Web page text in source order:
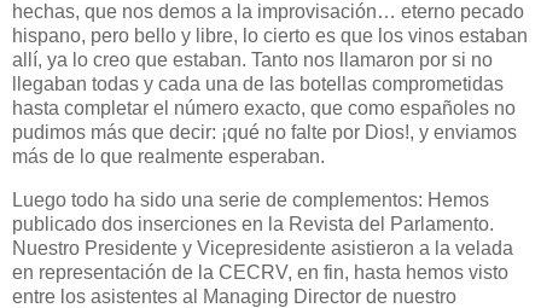
hechas, que nos demos a la improvisación… eterno pecado
hispano, pero bello y libre, lo cierto es que los vinos estaban
allí, ya lo creo que estaban. Tanto nos llamaron por si no
llegaban todas y cada una de las botellas comprometidas
hasta completar el número exacto, que como españoles no
pudimos más que decir: ¡qué no falte por Dios!, y enviamos
más de lo que realmente esperaban.
Luego todo ha sido una serie de complementos: Hemos
publicado dos inserciones en la Revista del Parlamento.
Nuestro Presidente y Vicepresidente asistieron a la velada
en representación de la CECRV, en fin, hasta hemos visto
entre los asistentes al Managing Director de nuestro